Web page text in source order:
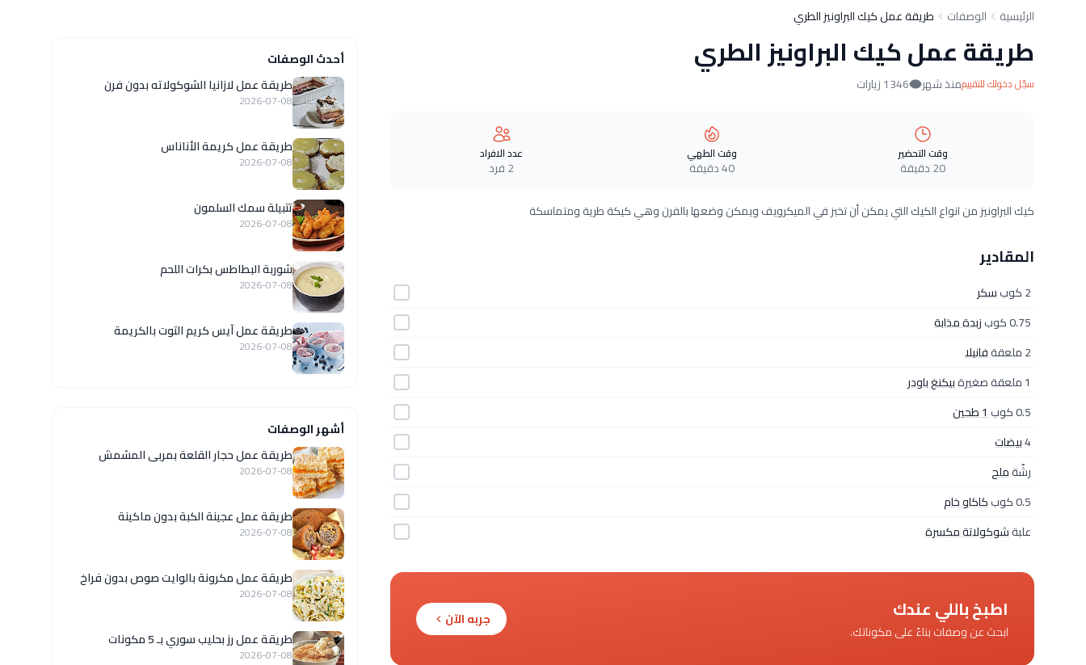
الرئيسية الوصفات طريقة عمل كيك البراونيز الطري
طريقة عمل كيك البراونيز الطري
سجّل دخولك للتقييممنذ شهر 1346 زيارات
وقت التحضير
20 دقيقة
وقت الطهي
40 دقيقة
عدد الافراد
2 فرد
كيك البراونيز من انواع الكيك التي يمكن أن تخبز في الميكرويف ويمكن وضعها بالفرن وهي كيكة طرية ومتماسكة
المقادير
2 كوب
سكر
0.75 كوب
زبدة مذابة
2 ملعقة
فانيلا
1 ملعقة صغيرة
بيكنغ باودر
0.5 كوب
1 طحين
4بيضات
رشّةملح
0.5 كوب
كاكاو خام
علبةشوكولاتة مكسرة
اطبخ باللي عندك
ابحث عن وصفات بناءً على مكوناتك.
جربه الآن
أحدث الوصفات
طريقة عمل لازانيا الشوكولاته بدون فرن
2026-07-08
طريقة عمل كريمة الأناناس
2026-07-08
تتبيلة سمك السلمون
2026-07-08
شوربة البطاطس بكرات اللحم
2026-07-08
طريقة عمل آيس كريم التوت بالكريمة
2026-07-08
أشهر الوصفات
طريقة عمل حجار القلعة بمربى المشمش
2026-07-08
طريقة عمل عجينة الكبة بدون ماكينة
2026-07-08
طريقة عمل مكرونة بالوايت صوص بدون فراخ
2026-07-08
طريقة عمل رز بحليب سوري بـ 5 مكونات
2026-07-08